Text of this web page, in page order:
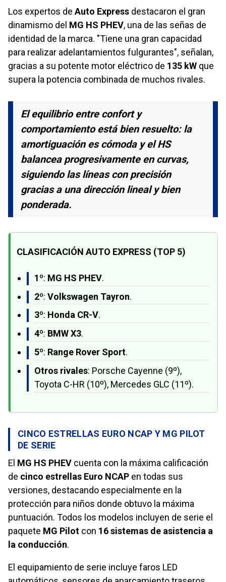
Los expertos de Auto Express destacaron el gran
dinamismo del MG HS PHEV, una de las señas de
identidad de la marca. "Tiene una gran capacidad
para realizar adelantamientos fulgurantes", señalan,
gracias a su potente motor eléctrico de 135 kW que
supera la potencia combinada de muchos rivales.
El equilibrio entre confort y
comportamiento está bien resuelto: la
amortiguación es cómoda y el HS
balancea progresivamente en curvas,
siguiendo las líneas con precisión
gracias a una dirección lineal y bien
ponderada.
CLASIFICACIÓN AUTO EXPRESS (TOP 5)
1º: MG HS PHEV.
2º: Volkswagen Tayron.
3º: Honda CR-V.
4º: BMW X3.
5º: Range Rover Sport.
Otros rivales: Porsche Cayenne (9º),
Toyota C-HR (10º), Mercedes GLC (11º).
CINCO ESTRELLAS EURO NCAP Y MG PILOT
DE SERIE
El MG HS PHEV cuenta con la máxima calificación
de cinco estrellas Euro NCAP en todas sus
versiones, destacando especialmente en la
protección para niños donde obtuvo la máxima
puntuación. Todos los modelos incluyen de serie el
paquete MG Pilot con 16 sistemas de asistencia a
la conducción.
El equipamiento de serie incluye faros LED